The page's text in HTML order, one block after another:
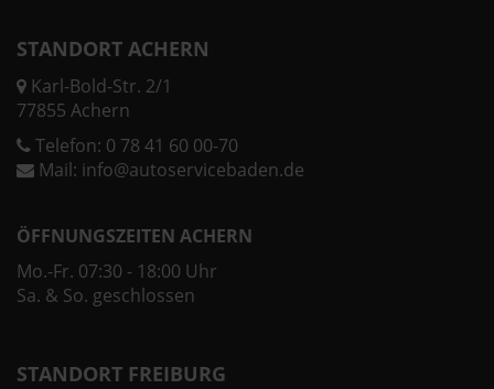
STANDORT ACHERN
Karl-Bold-Str. 2/1
77855 Achern
Telefon: 0 78 41 60 00-70
Mail: info@autoservicebaden.de
ÖFFNUNGSZEITEN ACHERN
Mo.-Fr. 07:30 - 18:00 Uhr
Sa. & So. geschlossen
STANDORT FREIBURG